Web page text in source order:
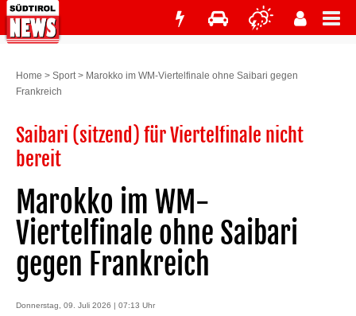
Home > Sport> Marokko im WM-Viertelfinale ohne Saibari gegen
Frankreich
Saibari (sitzend) für Viertelfinale nicht
bereit
Marokko im WM-
Viertelfinale ohne Saibari
gegen Frankreich
Donnerstag, 09. Juli 2026 | 07:13 Uhr